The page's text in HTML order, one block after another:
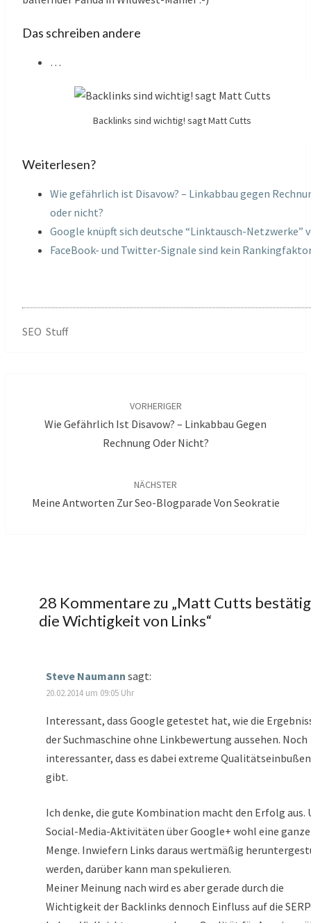
Das schreiben andere
…
Backlinks sind wichtig! sagt Matt Cutts
Weiterlesen?
Wie gefährlich ist Disavow? – Linkabbau gegen
oder nicht?
Google knüpft sich deutsche “Linktausch-Netzwerke”
FaceBook- und Twitter-Signale sind kein
SEO Stuff
VORHERIGER
Wie Gefährlich Ist Disavow? – Linkabbau Gegen
Rechnung Oder Nicht?
NÄCHSTER
Meine Antworten Zur Seo-Blogparade Von Seokratie
28 Kommentare zu „Matt Cutts
die Wichtigkeit von Links“
Steve Naumann sagt:
20.02.2014 um 09:05 Uhr
Interessant, dass Google getestet hat, wie die
der Suchmaschine ohne Linkbewertung aussehen. Noch
interessanter, dass es dabei extreme Qualitätseinbußen
gibt.
Ich denke, die gute Kombination macht den Erfolg aus.
Social-Media-Aktivitäten über Google+ wohl eine ganze
Menge. Inwiefern Links daraus wertmäßig
werden, darüber kann man spekulieren.
Meiner Meinung nach wird es aber gerade durch die
Wichtigkeit der Backlinks dennoch Einfluss auf die